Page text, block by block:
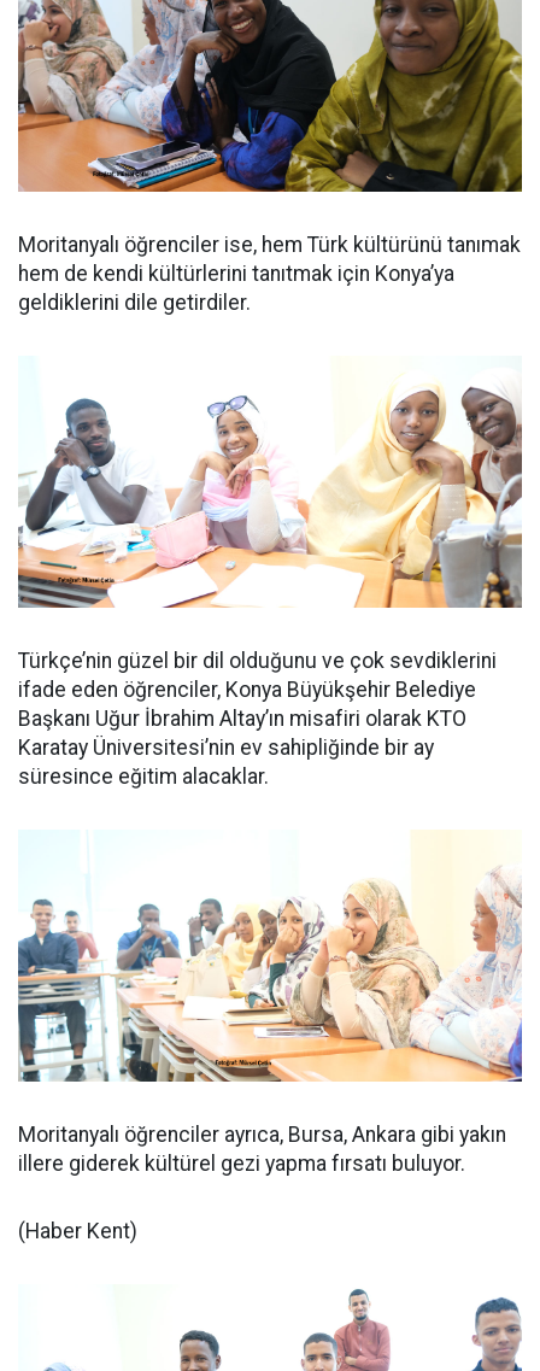
Moritanyalı öğrenciler ise, hem Türk kültürünü tanımak
hem de kendi kültürlerini tanıtmak için Konya’ya
geldiklerini dile getirdiler.
Türkçe’nin güzel bir dil olduğunu ve çok sevdiklerini
ifade eden öğrenciler, Konya Büyükşehir Belediye
Başkanı Uğur İbrahim Altay’ın misafiri olarak KTO
Karatay Üniversitesi’nin ev sahipliğinde bir ay
süresince eğitim alacaklar.
Moritanyalı öğrenciler ayrıca, Bursa, Ankara gibi yakın
illere giderek kültürel gezi yapma fırsatı buluyor.
(Haber Kent)